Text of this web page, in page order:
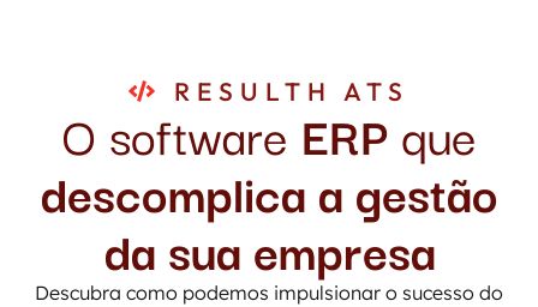
RESULTH ATS
O software ERPque
descomplica a gestão
da sua empresa
Descubra como podemos impulsionar o sucesso do